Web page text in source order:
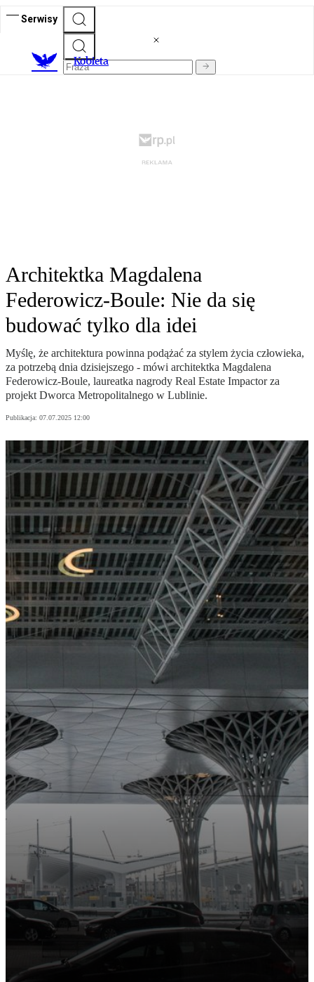
Serwisy
Kobieta
Architektka Magdalena
Federowicz-Boule: Nie da się
budować tylko dla idei
Myślę, że architektura powinna podążać za stylem życia człowieka,
za potrzebą dnia dzisiejszego - mówi architektka Magdalena
Federowicz-Boule, laureatka nagrody Real Estate Impactor za
projekt Dworca Metropolitalnego w Lublinie.
Publikacja: 07.07.2025 12:00